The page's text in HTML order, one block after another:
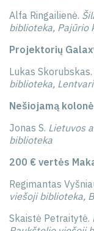
Alfa Ringailienė.
biblioteka, Pajūrio
Projektorių
Lukas Skorubskas.
biblioteka,
Nešiojamą
Jonas S. Lietuvos
biblioteka
200 € vertės
Regimantas
viešoji biblioteka,
Skaistė Petraitytė.